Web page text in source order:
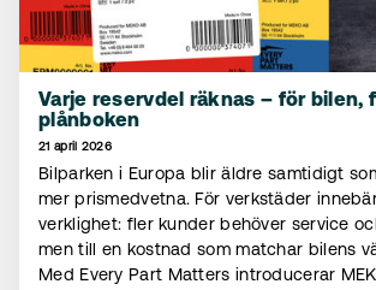
Varje reservdel räknas – för bilen,
plånboken
21 april 2026
Bilparken i Europa blir äldre samtidigt
mer prismedvetna. För verkstäder
verklighet: fler kunder behöver service
men till en kostnad som matchar bilens
Med Every Part Matters introducerar